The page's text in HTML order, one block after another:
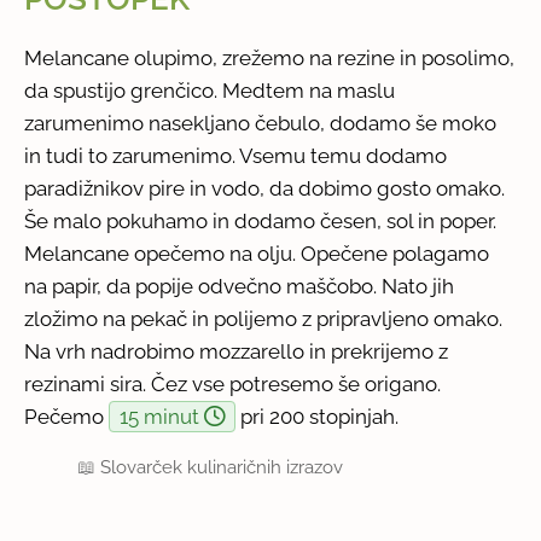
Melancane olupimo, zrežemo na rezine in posolimo,
da spustijo grenčico. Medtem na maslu
zarumenimo nasekljano čebulo, dodamo še moko
in tudi to zarumenimo. Vsemu temu dodamo
paradižnikov pire in vodo, da dobimo gosto omako.
Še malo pokuhamo in dodamo česen, sol in poper.
Melancane opečemo na olju. Opečene polagamo
na papir, da popije odvečno maščobo. Nato jih
zložimo na pekač in polijemo z pripravljeno omako.
Na vrh nadrobimo mozzarello in prekrijemo z
rezinami sira. Čez vse potresemo še origano.
Pečemo
15 minut pri 200 stopinjah.
📖Slovarček kulinaričnih izrazov